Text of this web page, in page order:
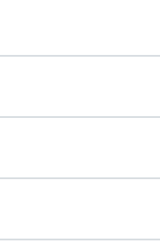
Sie sich bitte an die
Bauvorhaben mit